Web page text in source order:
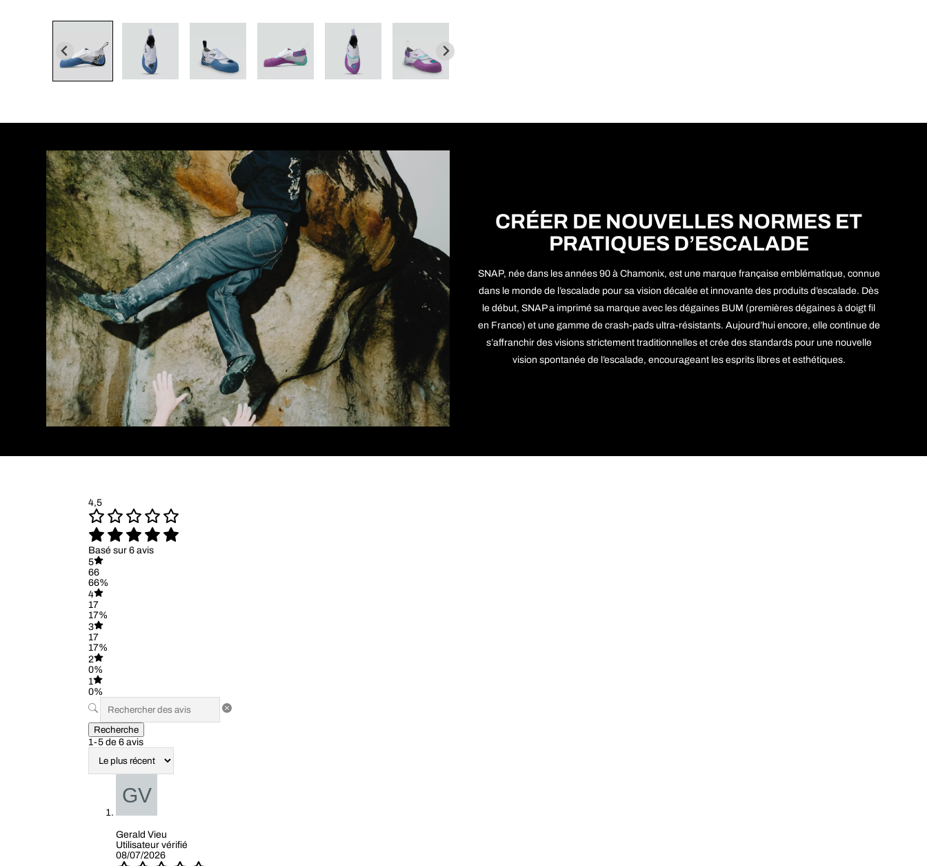
CRÉER DE NOUVELLES NORMES ET
PRATIQUES D’ESCALADE
SNAP, née dans les années 90 à Chamonix, est une marque française emblématique, connue
dans le monde de l’escalade pour sa vision décalée et innovante des produits d’escalade. Dès
le début, SNAP a imprimé sa marque avec les dégaines BUM (premières dégaines à doigt fil
en France) et une gamme de crash-pads ultra-résistants. Aujourd’hui encore, elle continue de
s’affranchir des visions strictement traditionnelles et crée des standards pour une nouvelle
vision spontanée de l’escalade, encourageant les esprits libres et esthétiques.
4,5
Basé sur 6 avis
5
66
66%
4
17
17%
3
17
17%
2
0%
1
0%
Recherche
1-5 de 6 avis
Gerald Vieu
Utilisateur vérifié
08/07/2026